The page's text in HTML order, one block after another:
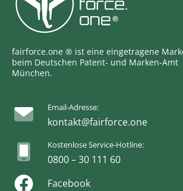
fairforce.one ® ist eine eingetragene
beim Deutschen Patent- und Marken-Amt
München.
Email-Adresse:
kontakt@fairforce.one
Kostenlose Service-Hotline:
0800 – 30 111 60
Facebook